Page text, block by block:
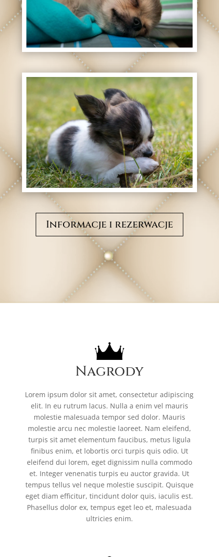
Informacje i rezerwacje
Nagrody
Lorem ipsum dolor sit amet, consectetur adipiscing
elit. In eu rutrum lacus. Nulla a enim vel mauris
molestie malesuada tempor sed dolor. Mauris
molestie arcu nec molestie laoreet. Nam eleifend,
turpis sit amet elementum faucibus, metus ligula
finibus enim, et lobortis orci turpis quis odio. Ut
eleifend dui lorem, eget dignissim nulla commodo
et. Integer venenatis turpis eu auctor gravida. Ut
tempus tellus vel neque molestie suscipit. Quisque
eget diam efficitur, tincidunt dolor quis, iaculis est.
Phasellus dolor ex, tempus eget leo et, malesuada
ultricies enim.